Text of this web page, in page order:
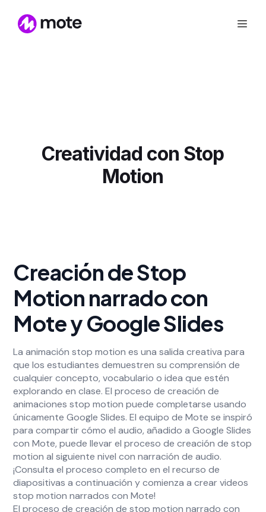
Creatividad con Stop
Motion
Creación de Stop
Motion narrado con
Mote y Google Slides
La animación stop motion es una salida creativa para
que los estudiantes demuestren su comprensión de
cualquier concepto, vocabulario o idea que estén
explorando en clase. El proceso de creación de
animaciones stop motion puede completarse usando
únicamente Google Slides. El equipo de Mote se inspiró
para compartir cómo el audio, añadido a Google Slides
con Mote, puede llevar el proceso de creación de stop
motion al siguiente nivel con narración de audio.
¡Consulta el proceso completo en el recurso de
diapositivas a continuación y comienza a crear videos
stop motion narrados con Mote!
El proceso de creación de stop motion narrado con